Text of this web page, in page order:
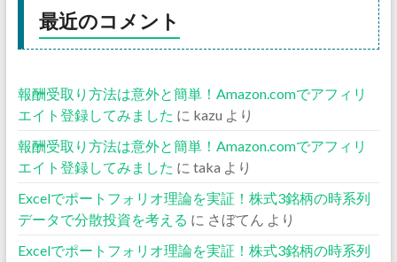
最近のコメント
報酬受取り方法は意外と簡単！Amazon.comでアフィリ
エイト登録してみました に kazu より
報酬受取り方法は意外と簡単！Amazon.comでアフィリ
エイト登録してみました に taka より
Excelでポートフォリオ理論を実証！株式3銘柄の時系列
データで分散投資を考える に さぼてん より
Excelでポートフォリオ理論を実証！株式3銘柄の時系列